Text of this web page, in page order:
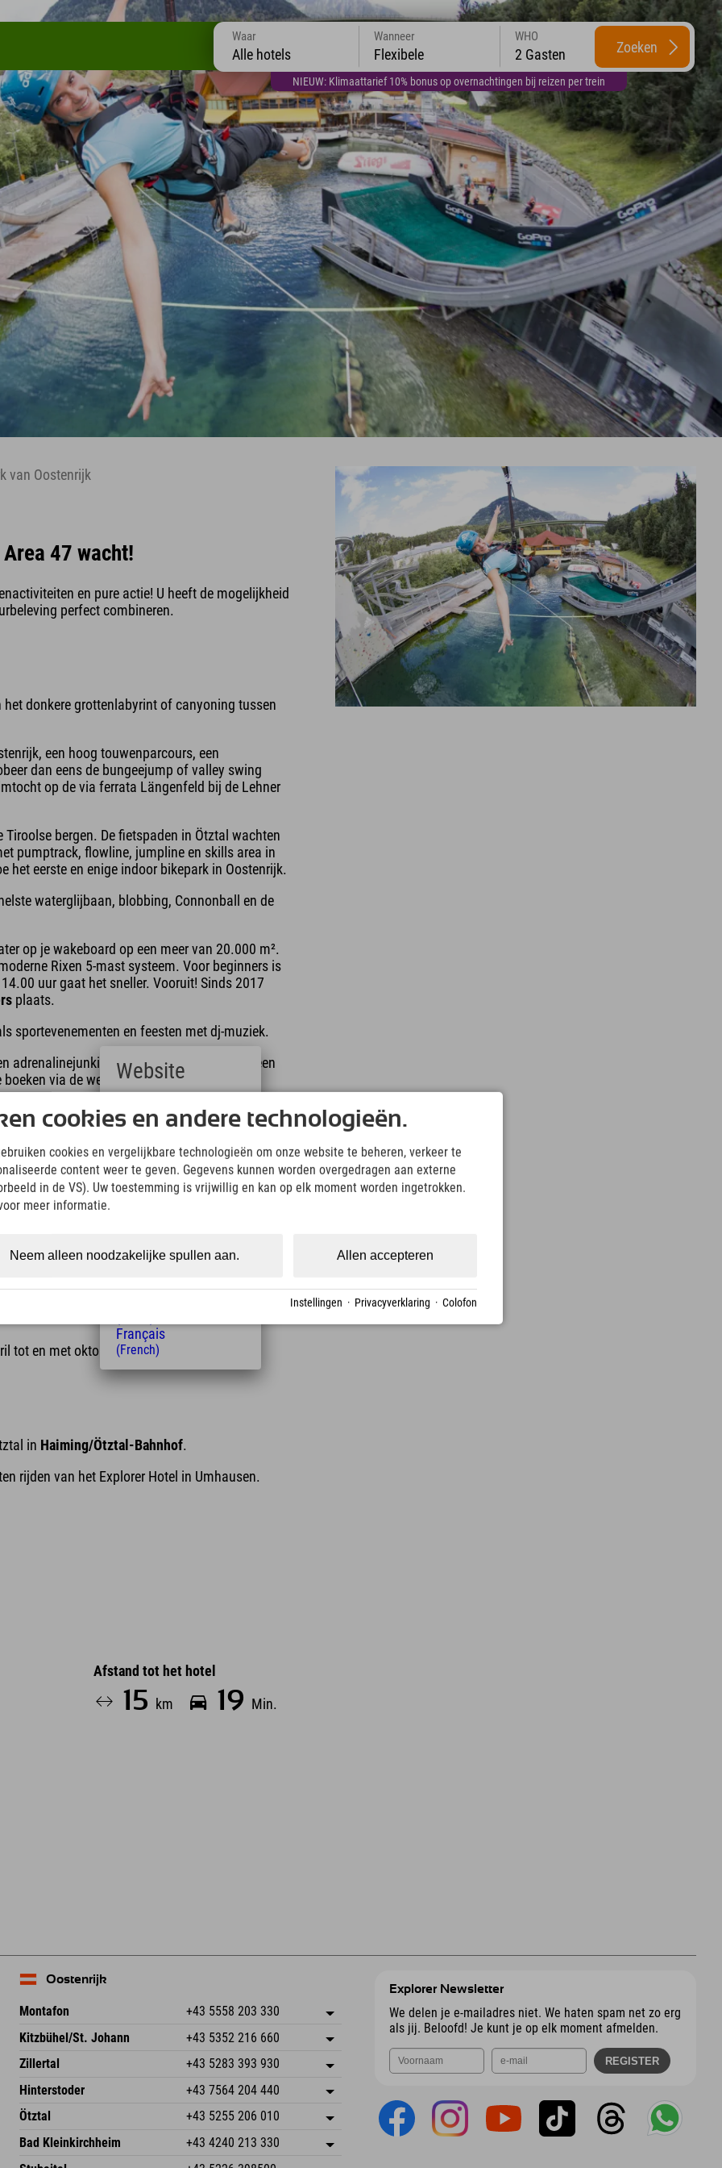
NIEUW: Klimaattarief 10% bonus op overnachtingen bij reizen per trein
Waar
Alle hotels
Wanneer
Flexibele
WHO
2 Gasten Zoeken
van Oostenrijk
47 wacht!
en pure actie! U heeft de mogelijkheid
perfect combineren.
donkere grottenlabyrint of canyoning tussen
een hoog touwenparcours, een
dan eens de bungeejump of valley swing
op de via ferrata Längenfeld bij de Lehner
bergen. De fietspaden in Ötztal wachten
pumptrack, flowline, jumpline en skills area in
het eerste en enige indoor bikepark in Oostenrijk.
waterglijbaan, blobbing, Connonball en de
op je wakeboard op een meer van 20.000 m².
Rixen 5-mast systeem. Voor beginners is
uur gaat het sneller. Vooruit! Sinds 2017
plaats.
sportevenementen en feesten met dj-muziek.
adrenalinejunkie bent, een sportliefhebber, een
via de website van Area 47.
staan voor u klaar:
tot en met oktober.
in Haiming/Ötztal-Bahnhof.
rijden van het Explorer Hotel in Umhausen.
Afstand tot het hotel
15 km 19 Min.
Oostenrijk
Montafon +43 5558 203 330
Dorfstr. 127b
6793 Gaschurn/Montafon
Oostenrijk
Adres opslaan
Booking
Kitzbühel/St. Johann +43 5352 216 660
Speckbacherstraße 87
Oostenrijk
Adres opslaan
Booking
Zillertal +43 5283 393 930
Schmiedau 2
Oostenrijk
Adres opslaan
Booking
Hinterstoder +43 7564 204 440
Freizeitpark 10
Oostenrijk
Adres opslaan
Booking
Ötztal +43 5255 206 010
Gscheat 14
Adres opslaan
Bad Kleinkirchheim +43 4240 213 330
Dorfstraße 24 Adres opslaan
Explorer Newsletter
We delen je e-mailadres niet. We haten spam net zo erg
als jij. Beloofd! Je kunt je op elk moment afmelden.
cookies en andere technologieën.
cookies en vergelijkbare technologieën om onze website te beheren, verkeer te
content weer te geven. Gegevens kunnen worden overgedragen aan externe
in de VS). Uw toestemming is vrijwillig en kan op elk moment worden ingetrokken.
meer informatie.
Allen accepteren
Neem alleen noodzakelijke spullen aan.
Instellingen · Privacyverklaring · Colofon
Website
(German)
(English)
Italiano
(Italian)
(Polish)
(Hungarian)
Français
(French)